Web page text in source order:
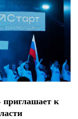
приглашает к